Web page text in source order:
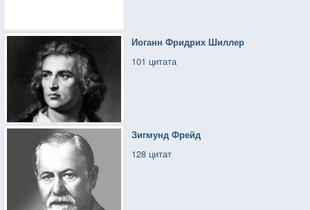
Иоганн Фридрих Шиллер
101 цитата
Зигмунд Фрейд
128 цитат